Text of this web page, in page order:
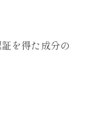
を得た成分の